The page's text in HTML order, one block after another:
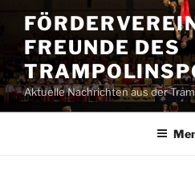
Inhalt
springenFREUNDE DES
Aktuelle Nachrichten aus der